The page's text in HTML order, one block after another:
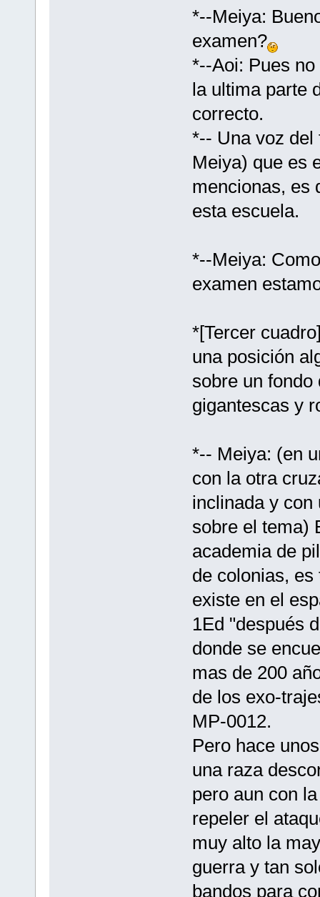
*--Meiya:
examen?
*--Aoi: Pues
la ultima parte
correcto.
*-- Una voz del
Meiya) que es
mencionas, es
esta escuela.
*--Meiya:
examen
*[Tercer
una posición
sobre un
gigantescas y
*-- Meiya: (en
con la otra
inclinada y con
sobre el tema)
academia de
de colonias,
existe en el
1Ed "después
donde se
mas de 200
de los exo-
MP-0012.
Pero hace
una raza
pero aun con
repeler el
muy alto la
guerra y tan
bandos para